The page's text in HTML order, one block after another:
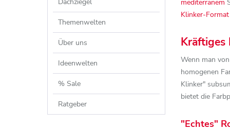
Themenwelten
Über uns
Ideenwelten
% Sale
Ratgeber
mediterranem
Klinker-Format
Kräftiges
Wenn man
homogenen
Klinker"
bietet die
"Echtes"